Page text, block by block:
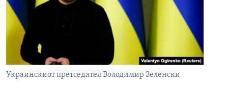
Украинскиот претседател Володимир Зеленски